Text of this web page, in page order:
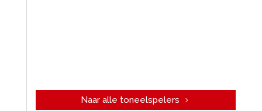
Naar alle toneelspelers